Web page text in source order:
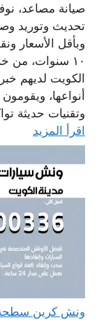
صيانة مصاعد،
تحديث وتوريد
وبأقل الأسعار
١٠ سنوات، من
الكويت لديهم
أنواعها،
وتقنيات حديثة
اقرأ المزيد